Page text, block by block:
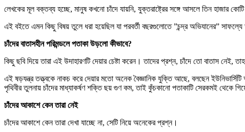
লেখকের মূল বক্তব্য হচ্ছে, মানুষ কখনো চাঁদে যায়নি, যুক্তরাষ্ট্রের সঙ্গে আসলে তিন হাজার কোটি
এই বইতে এমন কিছু বিষয় তুলে ধরা হয়েছিল যা পরবর্তী বছরগুলোতে ”চন্দ্র অভিযানের”
চাঁদের বাতাসহীন পরিমন্ডলে পতাকা উড়লো কীভাবে?
কিছু ছবি দিয়ে তারা এই উদাহারণটি দেয়ার চেষ্টা করেন। তাদের প্রশ্ন, চাঁদে তো বাতাস
এই ষড়যন্ত্র তত্ত্বকে নাকচ করে দেয়ার মতো অনেক বৈজ্ঞানিক যুক্তি আছে, বলছেন
পৃথিবীর তুলনায় চাঁদের মাধ্যাকর্ষণ শক্তি ছয় গুণ কম, তাই কুঁচকানো পতাকাটি সেরকমই থেকে
চাঁদের আকাশে কেন তারা নেই
চাঁদের আকাশে কেন তারা দেখা যাচ্ছে না, সেটি নিয়ে অনেকের প্রশ্ন।